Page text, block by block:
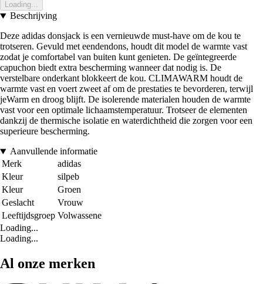
Loading...
Beschrijving
Deze adidas donsjack is een vernieuwde must-have om de kou te
trotseren. Gevuld met eendendons, houdt dit model de warmte vast
zodat je comfortabel van buiten kunt genieten. De geïntegreerde
capuchon biedt extra bescherming wanneer dat nodig is. De
verstelbare onderkant blokkeert de kou. CLIMAWARM houdt de
warmte vast en voert zweet af om de prestaties te bevorderen, terwijl
jeWarm en droog blijft. De isolerende materialen houden de warmte
vast voor een optimale lichaamstemperatuur. Trotseer de elementen
dankzij de thermische isolatie en waterdichtheid die zorgen voor een
superieure bescherming.
Aanvullende informatie
Merk
adidas
Kleur
silpeb
Kleur
Groen
Geslacht
Vrouw
Leeftijdsgroep Volwassene
Loading...
Loading...
Al onze merken